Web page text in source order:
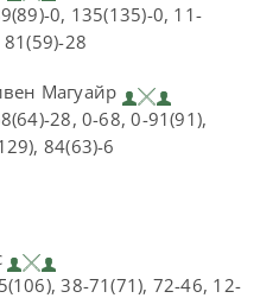
0, 135(135)-0, 11-
28
Магуайр
28, 0-68, 0-91(91),
84(63)-6
38-71(71), 72-46, 12-